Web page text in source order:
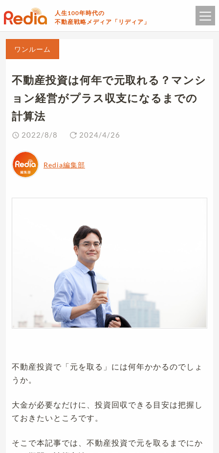
人生100年時代の
不動産戦略メディア「リディア」
ワンルーム
不動産投資は何年で元取れる？マンシ
ョン経営がプラス収支になるまでの
計算法
2022/8/8 2024/4/26
Redia編集部
不動産投資で「元を取る」には何年かかるのでしょ
うか。
大金が必要なだけに、投資回収できる目安は把握し
ておきたいところです。
そこで本記事では、不動産投資で元を取るまでにか